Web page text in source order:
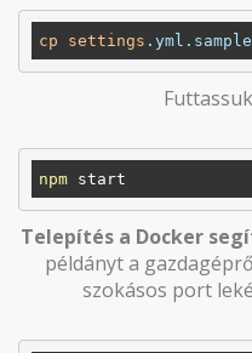
cp settings .yml .sample
npm
Telepítés a Docker
példányt a
szokásos port